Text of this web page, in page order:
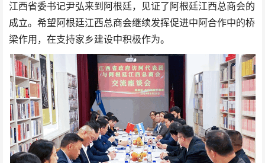
江西省委书记尹弘来到阿根廷，见证了阿根廷江西总商会的
成立。希望阿根廷江西总商会继续发挥促进中阿合作中的桥
梁作用，在支持家乡建设中积极作为。